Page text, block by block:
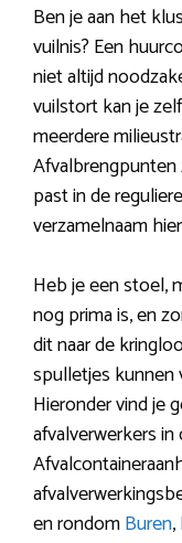
Ben je aan het
vuilnis? Een
niet altijd
vuilstort kan je
meerdere
past in de
verzamelnaam
Heb je een stoel,
nog prima is, en
dit naar de
spulletjes kunnen
Hieronder vind je
afvalverwerkers
en rondomBuren,